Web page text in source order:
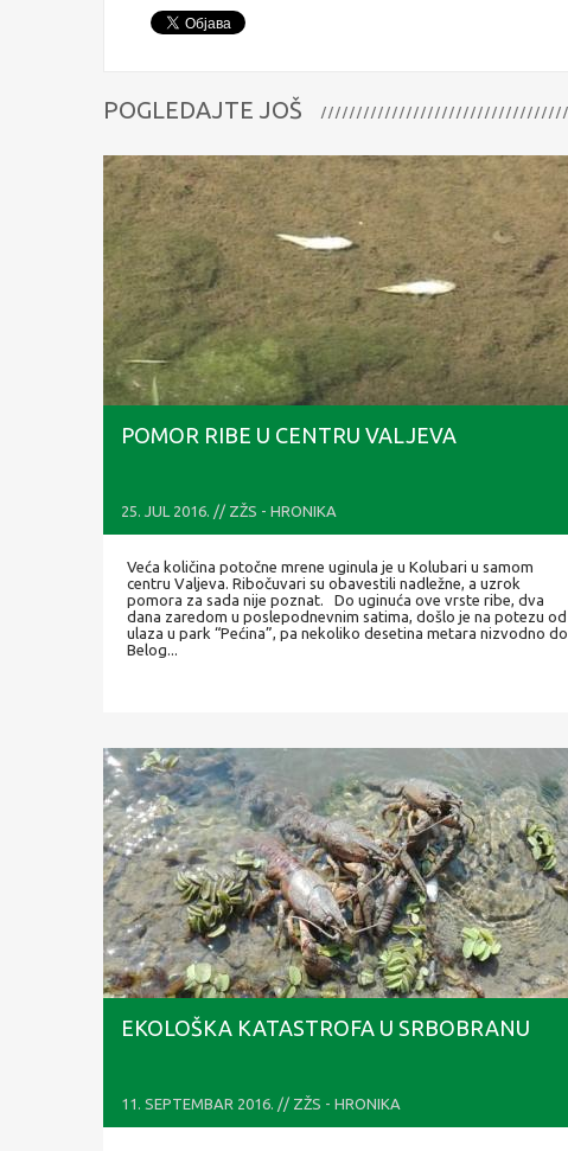
POGLEDAJTE JOŠ
POMOR RIBE U CENTRU VALJEVA
25. JUL 2016. // ZŽS - HRONIKA
Veća količina potočne mrene uginula je u Kolubari u samom
centru Valjeva. Ribočuvari su obavestili nadležne, a uzrok
pomora za sada nije poznat. Do uginuća ove vrste ribe, dva
dana zaredom u poslepodnevnim satima, došlo je na potezu od
ulaza u park “Pećina”, pa nekoliko desetina metara nizvodno do
Belog...
EKOLOŠKA KATASTROFA U SRBOBRANU
11. SEPTEMBAR 2016. // ZŽS - HRONIKA